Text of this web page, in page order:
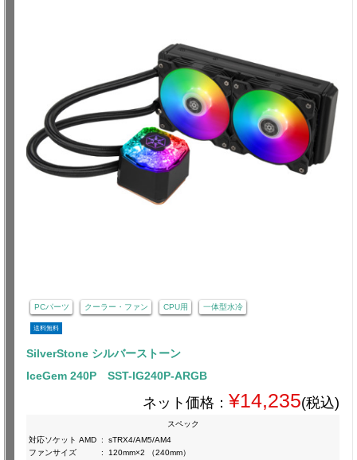
PCパーツ クーラー・ファン CPU用 一体型水冷
送料無料
SilverStone シルバーストーン
IceGem 240P SST-IG240P-ARGB
ネット価格： ¥14,235(税込)
スペック
対応ソケット AMD :
sTRX4/AM5/AM4
ファンサイズ
:
120mm×2 （240mm）